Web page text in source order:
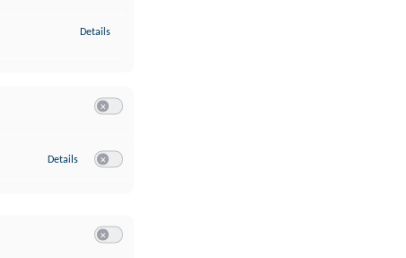
Details
Details zu Google Analytics